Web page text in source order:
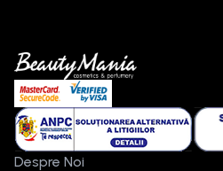
Despre Noi